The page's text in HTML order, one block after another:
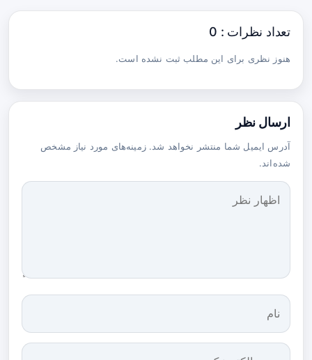
تعداد نظرات : 0
هنوز نظری برای این مطلب ثبت نشده است.
ارسال نظر
آدرس ایمیل شما منتشر نخواهد شد. زمینه‌های مورد نیاز مشخص
شده‌اند.